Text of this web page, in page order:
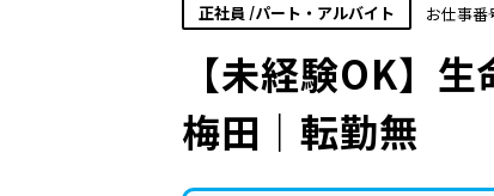
正社員 /パート・アルバイト お仕事番
【未経験OK】
梅田｜転勤無